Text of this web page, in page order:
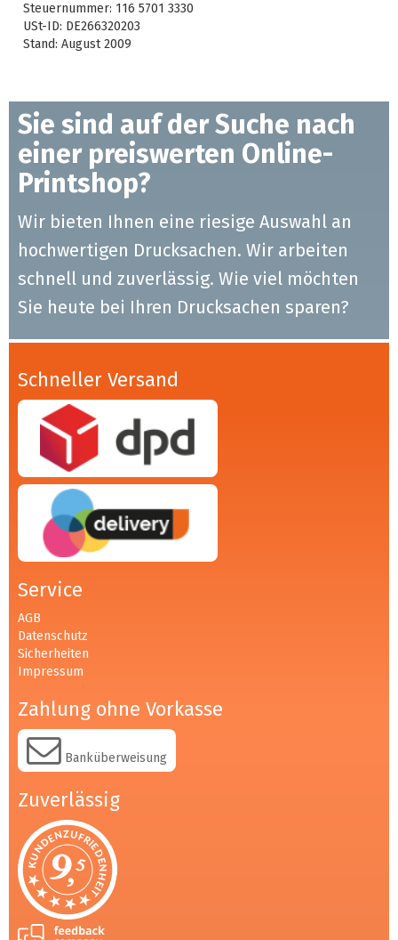
Steuernummer: 116 5701 3330
USt-ID: DE266320203
Stand: August 2009
Sie sind auf der Suche nach
einer preiswerten Online-
Printshop?
Wir bieten Ihnen eine riesige Auswahl an
hochwertigen Drucksachen. Wir arbeiten
schnell und zuverlässig. Wie viel möchten
Sie heute bei Ihren Drucksachen sparen?
Schneller Versand
Service
AGB
Datenschutz
Sicherheiten
Impressum
Zahlung ohne Vorkasse
Banküberweisung
Zuverlässig